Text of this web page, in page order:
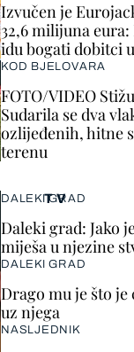
Izvučen je
32,6 milijuna
idu bogati dobitci
KOD BJELOVARA
FOTO/VIDEO
Sudarila se dva
ozlijeđenih, hitne
terenu
TV
DALEKI GRAD
Daleki grad: Jako
miješa u njezine
DALEKI GRAD
Drago mu je što
uz njega
NASLJEDNIK